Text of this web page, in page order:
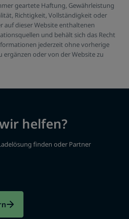
geartete Haftung, Gewährleistung
Richtigkeit, Vollständigkeit oder
auf dieser Website enthaltenen
und behält sich das Recht
jederzeit ohne vorherige
oder von der Website zu
helfen?
finden oder Partner